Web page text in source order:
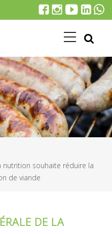
nutrition souhaite réduire la
de viande
DE LA